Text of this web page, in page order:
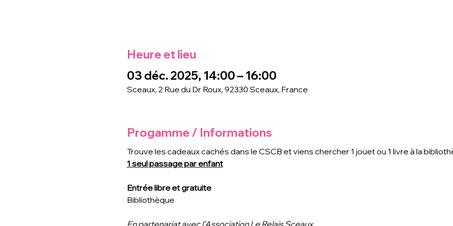
Heure et lieu
03 déc. 2025, 14:00 – 16:00
Sceaux, 2 Rue du Dr Roux, 92330 Sceaux, France
Progamme / Informations
Trouve les cadeaux cachés dans le CSCB et viens chercher 1 jouet ou 1 livre à la
1 seul passage par enfant
Entrée libre et gratuite
Bibliothèque
En partenariat avec l'Association Le Relais Sceaux